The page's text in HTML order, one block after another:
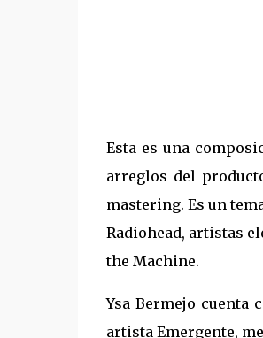
Esta es una
arreglos del
mastering. Es un
Radiohead, artistas
the Machine.
Ysa Bermejo
artista Emergente,